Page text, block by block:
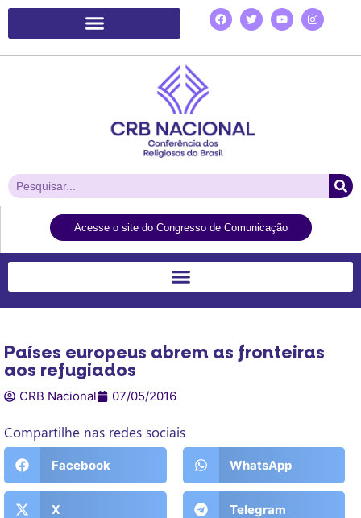
Acesse o site do Congresso de Comunicação
Países europeus abrem as fronteiras
aos refugiados
CRB Nacional 07/05/2016
Compartilhe nas redes sociais
Facebook WhatsApp
X Telegram